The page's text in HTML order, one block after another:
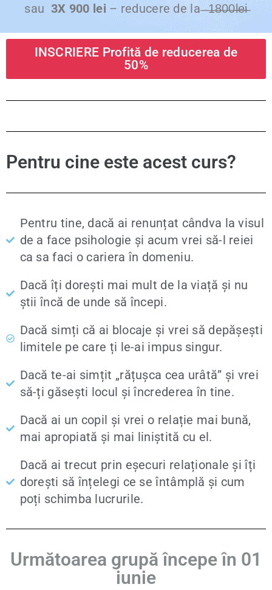
sau 3X 900 lei– reducere de la ̶ ̶1̶8̶0̶0̶l̶e̶i̶
INSCRIERE Profită de reducerea de
50%
Pentru cine este acest curs?
Pentru tine, dacă ai renunțat cândva la visul
de a face psihologie și acum vrei să-l reiei
ca sa faci o cariera în domeniu.
Dacă îți dorești mai mult de la viață și nu
știi încă de unde să începi.
Dacă simți că ai blocaje și vrei să depășești
limitele pe care ți le-ai impus singur.
Dacă te-ai simțit „rățușca cea urâtă” și vrei
să-ți găsești locul și încrederea în tine.
Dacă ai un copil și vrei o relație mai bună,
mai apropiată și mai liniștită cu el.
Dacă ai trecut prin eșecuri relaționale și îți
dorești să înțelegi ce se întâmplă și cum
poți schimba lucrurile.
Următoarea grupă începe în 01
iunie